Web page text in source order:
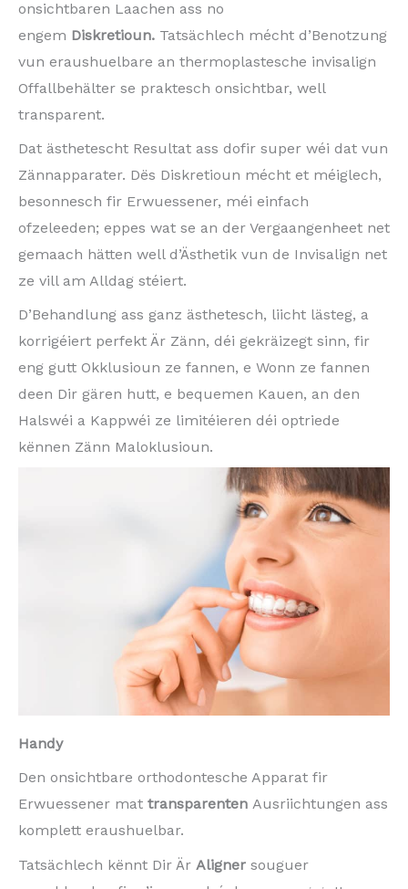
onsichtbaren Laachen ass no
engem Diskretioun. Tatsächlech mécht d’Benotzung
vun eraushuelbare an thermoplastesche invisalign
Offallbehälter se praktesch onsichtbar, well
transparent.
Dat ästhetescht Resultat ass dofir super wéi dat vun
Zännapparater. Dës Diskretioun mécht et méiglech,
besonnesch fir Erwuessener, méi einfach
ofzeleeden; eppes wat se an der Vergaangenheet net
gemaach hätten well d’Ästhetik vun de Invisalign net
ze vill am Alldag stéiert.
D’Behandlung ass ganz ästhetesch, liicht lästeg, a
korrigéiert perfekt Är Zänn, déi gekräizegt sinn, fir
eng gutt Okklusioun ze fannen, e Wonn ze fannen
deen Dir gären hutt, e bequemen Kauen, an den
Halswéi a Kappwéi ze limitéieren déi optriede
kënnen Zänn Maloklusioun.
Handy
Den onsichtbare orthodontesche Apparat fir
Erwuessener mat transparenten Ausriichtungen ass
komplett eraushuelbar.
Tatsächlech kënnt Dir Är Aligner souguer